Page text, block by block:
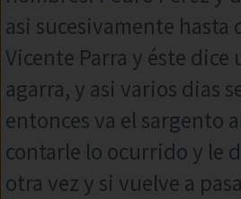
asi sucesivamente hasta
Vicente Parra y éste dice
agarra, y asi varios dias
entonces va el sargento
contarle lo ocurrido y le
otra vez y si vuelve a